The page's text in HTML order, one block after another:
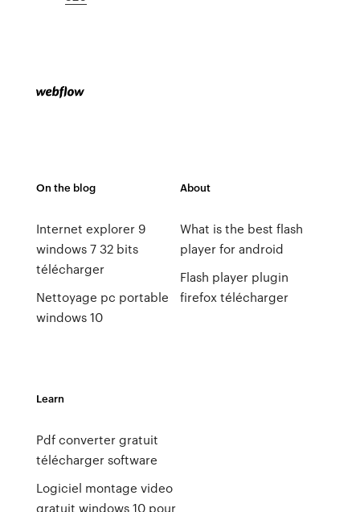
On the blog
Internet explorer 9
windows 7 32 bits
télécharger
Nettoyage pc portable
windows 10
About
What is the best flash
player for android
Flash player plugin
firefox télécharger
Learn
Pdf converter gratuit
télécharger software
Logiciel montage video
gratuit windows 10 pour